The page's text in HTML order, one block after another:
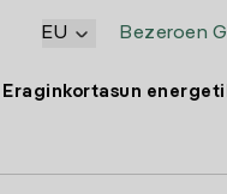
Bezeroen
EU
Eraginkortasun